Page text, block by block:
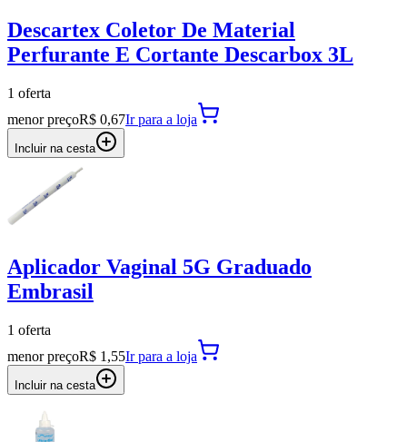
Descartex Coletor De Material
Perfurante E Cortante Descarbox 3L
1 oferta
menor preçoR$ 0,67Ir para a loja
Incluir na cesta
Aplicador Vaginal 5G Graduado
Embrasil
1 oferta
menor preçoR$ 1,55Ir para a loja
Incluir na cesta